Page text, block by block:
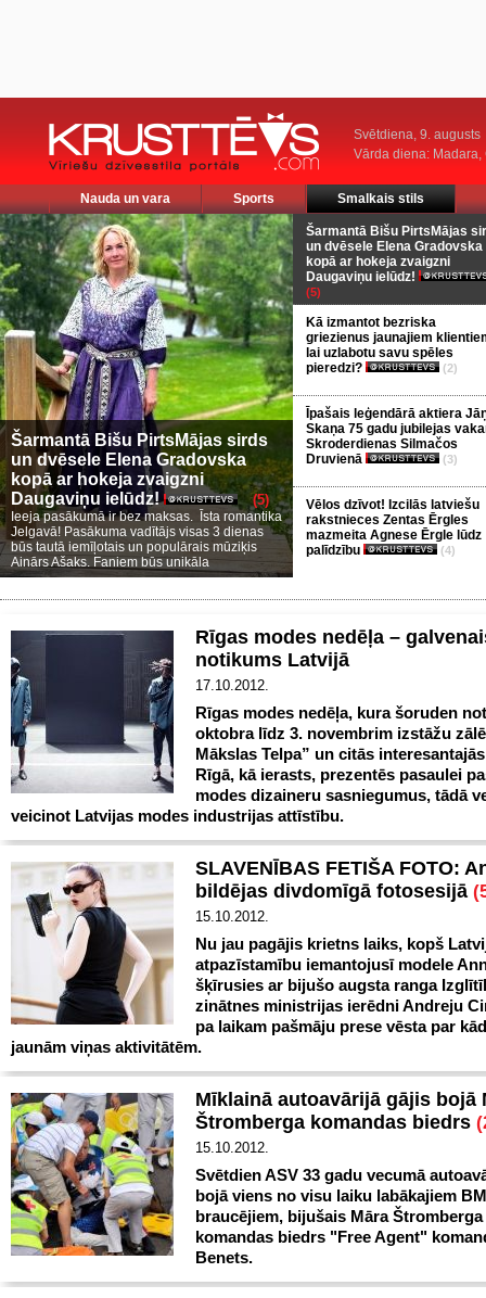
Svētdiena, 9. augusts
Vārda diena: Madara,
Nauda un vara Sports Smalkais stils
Šarmantā Bišu PirtsMājas sirds
un dvēsele Elena Gradovska
kopā ar hokeja zvaigzni
Daugaviņu ielūdz!
(5)
Ieeja pasākumā ir bez maksas. Īsta romantika
Jelgavā! Pasākuma vadītājs visas 3 dienas
būs tautā iemīļotais un populārais mūziķis
Ainārs Ašaks. Faniem būs unikāla
Šarmantā Bišu PirtsMājas
un dvēsele Elena Gradovska
kopā ar hokeja zvaigzni
Daugaviņu ielūdz!
(5)
Kā izmantot bezriska
griezienus jaunajiem
lai uzlabotu savu spēles
pieredzi?
(2)
Īpašais leģendārā aktiera
Skaņa 75 gadu jubilejas
Skroderdienas Silmačos
Druvienā
(3)
Vēlos dzīvot! Izcilās latviešu
rakstnieces Zentas Ērgles
mazmeita Agnese Ērgle lūdz
palīdzību
(4)
Rīgas modes nedēļa –
notikums Latvijā
17.10.2012.
Rīgas modes nedēļa, kura šoruden
oktobra līdz 3. novembrim izstāžu
Mākslas Telpa” un citās
Rīgā, kā ierasts, prezentēs pasaulei
modes dizaineru sasniegumus, tādā
veicinot Latvijas modes industrijas attīstību.
SLAVENĪBAS FETIŠA FOTO:
bildējas divdomīgā fotosesijā
15.10.2012.
Nu jau pagājis krietns laiks, kopš
atpazīstamību iemantojusī modele
šķīrusies ar bijušo augsta ranga
zinātnes ministrijas ierēdni Andreju
pa laikam pašmāju prese vēsta par
jaunām viņas aktivitātēm.
Mīklainā autoavārijā gājis bojā
Štromberga komandas biedrs
15.10.2012.
Svētdien ASV 33 gadu vecumā
bojā viens no visu laiku labākajiem
braucējiem, bijušais Māra Štromberga
komandas biedrs "Free Agent"
Benets.